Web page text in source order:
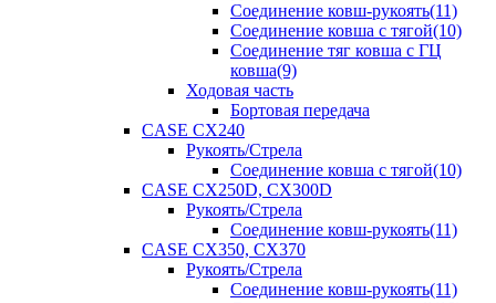
Соединение ковш-рукоять(11)
Соединение ковша с тягой(10)
Соединение тяг ковша с ГЦ
ковша(9)
Ходовая часть
Бортовая передача
CASE CX240
Рукоять/Стрела
Соединение ковша с тягой(10)
CASE CX250D, CX300D
Рукоять/Стрела
Соединение ковш-рукоять(11)
CASE CX350, CX370
Рукоять/Стрела
Соединение ковш-рукоять(11)